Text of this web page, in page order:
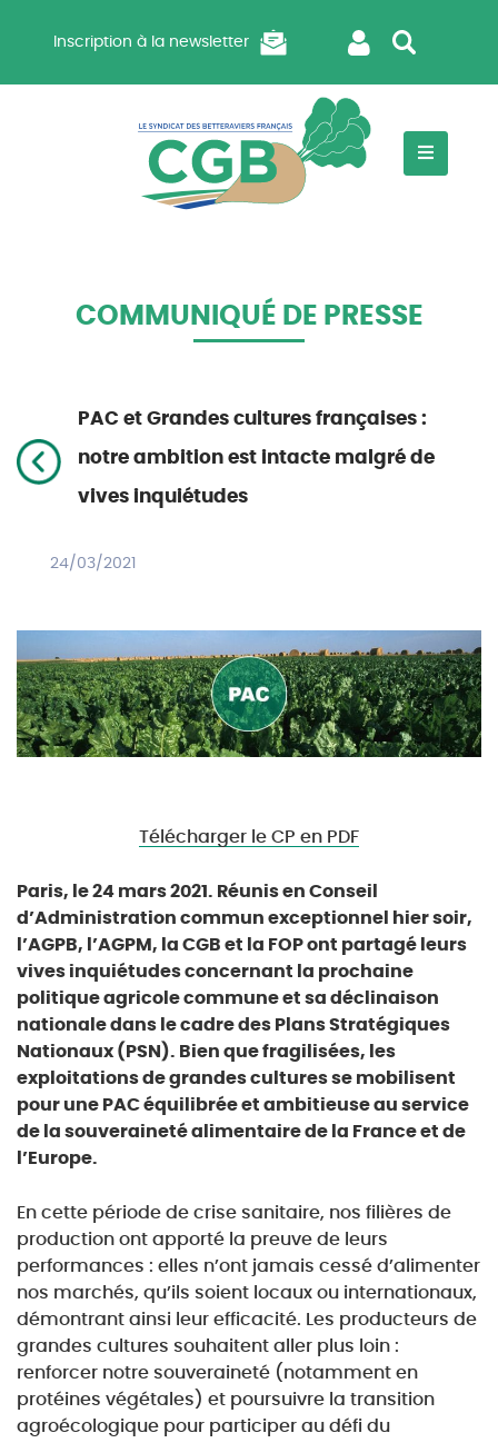
Inscription à la newsletter
COMMUNIQUÉ DE PRESSE
PAC et Grandes cultures françaises :
notre ambition est intacte malgré de
vives inquiétudes
24/03/2021
Télécharger le CP en PDF
Paris, le 24 mars 2021. Réunis en Conseil
d’Administration commun exceptionnel hier soir,
l’AGPB, l’AGPM, la CGB et la FOP ont partagé leurs
vives inquiétudes concernant la prochaine
politique agricole commune et sa déclinaison
nationale dans le cadre des Plans Stratégiques
Nationaux (PSN). Bien que fragilisées, les
exploitations de grandes cultures se mobilisent
pour une PAC équilibrée et ambitieuse au service
de la souveraineté alimentaire de la France et de
l’Europe.
En cette période de crise sanitaire, nos filières de
production ont apporté la preuve de leurs
performances : elles n’ont jamais cessé d’alimenter
nos marchés, qu’ils soient locaux ou internationaux,
démontrant ainsi leur efficacité. Les producteurs de
grandes cultures souhaitent aller plus loin :
renforcer notre souveraineté (notamment en
protéines végétales) et poursuivre la transition
agroécologique pour participer au défi du